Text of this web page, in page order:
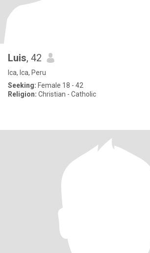
Luis, 42
Ica, Ica, Peru
Seeking: Female 18 - 42
Religion: Christian - Catholic